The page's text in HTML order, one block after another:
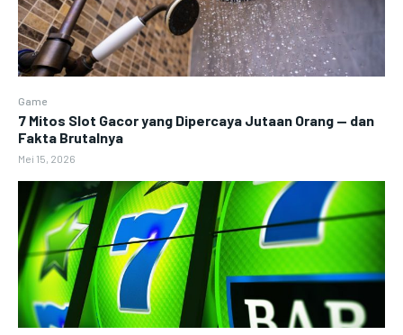
Game
7 Mitos Slot Gacor yang Dipercaya Jutaan Orang — dan
Fakta Brutalnya
Mei 15, 2026